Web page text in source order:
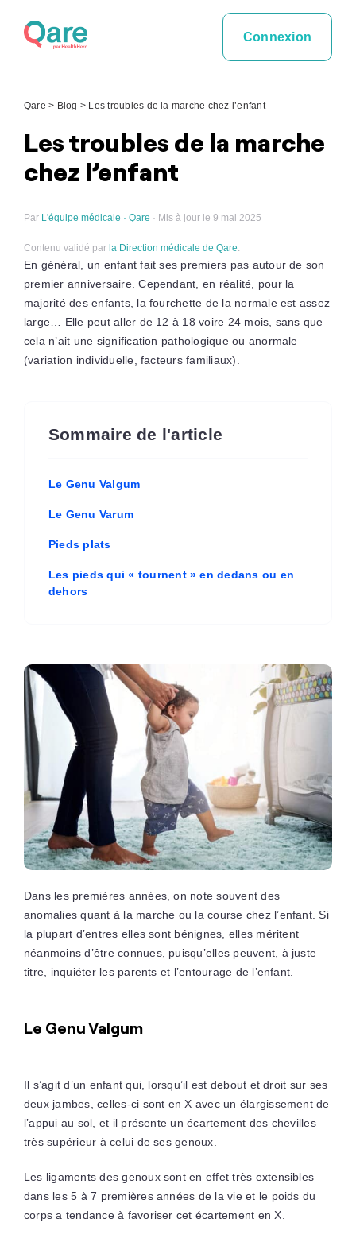
Connexion
Qare > Blog > Les troubles de la marche chez l’enfant
Les troubles de la marche
chez l’enfant
Par L'équipe médicale · Qare · Mis à jour le 9 mai 2025
Contenu validé par la Direction médicale de Qare.
En général, un enfant fait ses premiers pas autour de son
premier anniversaire. Cependant, en réalité, pour la
majorité des enfants, la fourchette de la normale est assez
large… Elle peut aller de 12 à 18 voire 24 mois, sans que
cela n’ait une signification pathologique ou anormale
(variation individuelle, facteurs familiaux).
Sommaire de l'article
Le Genu Valgum
Le Genu Varum
Pieds plats
Les pieds qui « tournent » en dedans ou en
dehors
Dans les premières années, on note souvent des
anomalies quant à la marche ou la course chez l’enfant. Si
la plupart d’entres elles sont bénignes, elles méritent
néanmoins d’être connues, puisqu’elles peuvent, à juste
titre, inquiéter les parents et l’entourage de l’enfant.
Le Genu Valgum
Il s’agit d’un enfant qui, lorsqu’il est debout et droit sur ses
deux jambes, celles-ci sont en X avec un élargissement de
l’appui au sol, et il présente un écartement des chevilles
très supérieur à celui de ses genoux.
Les ligaments des genoux sont en effet très extensibles
dans les 5 à 7 premières années de la vie et le poids du
corps a tendance à favoriser cet écartement en X.